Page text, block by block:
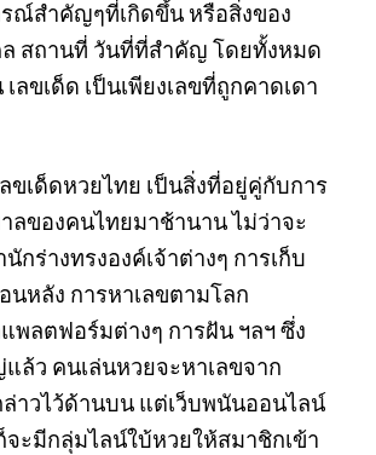
ณ์สำคัญๆที่เกิดขึ้น หรือสิ่งของ
สถานที่ วันที่ที่สำคัญ โดยทั้งหมด
ลขเด็ด เป็นเพียงเลขที่ถูกคาดเดา
ขเด็ดหวยไทย เป็นสิ่งที่อยู่คู่กับการ
ลของคนไทยมาช้านาน ไม่ว่าจะ
กร่างทรงองค์เจ้าต่างๆ การเก็บ
นหลัง การหาเลขตามโลก
พลตฟอร์มต่างๆ การฝัน ฯลฯ ซึ่ง
ล้ว คนเล่นหวยจะหาเลขจาก
าวไว้ด้านบน แต่เว็บพนันออนไลน์
ะมีกลุ่มไลน์ใบ้หวยให้สมาชิกเข้า